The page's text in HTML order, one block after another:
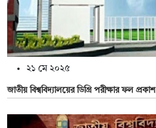
২১ মে ২০২৫
জাতীয় বিশ্ববিদ্যালয়ের ডিগ্রি পরীক্ষার ফল প্রকাশ